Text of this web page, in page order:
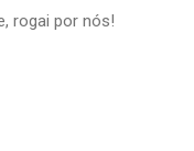
rogai por nós!